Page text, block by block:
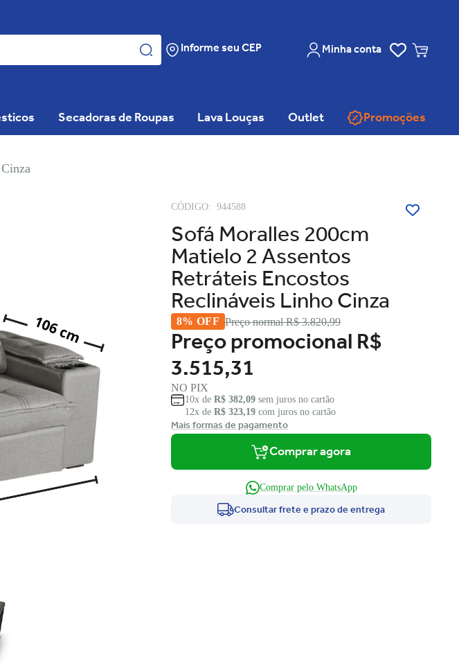
Informe seu CEP Minha conta
Secadoras de Roupas Lava Louças Outlet Promoções
CÓDIGO: 944588
Sofá Moralles 200cm
Matielo 2 Assentos
Retráteis Encostos
Reclináveis Linho Cinza
8% OFF Preço normalR$ 3.820,99
Preço promocionalR$
3.515,31
NO PIX
10x de R$ 382,09 sem juros no cartão
12x de R$ 323,19 com juros no cartão
Mais formas de pagamento
Comprar agora
Comprar pelo WhatsApp
Consultar frete e prazo de entrega